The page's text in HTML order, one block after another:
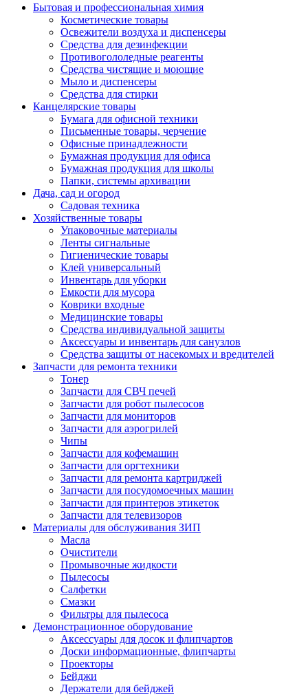
Бытовая и профессиональная химия
Косметические товары
Освежители воздуха и диспенсеры
Средства для дезинфекции
Противогололедные реагенты
Средства чистящие и моющие
Мыло и диспенсеры
Средства для стирки
Канцелярские товары
Бумага для офисной техники
Письменные товары, черчение
Офисные принадлежности
Бумажная продукция для офиса
Бумажная продукция для школы
Папки, системы архивации
Дача, сад и огород
Садовая техника
Хозяйственные товары
Упаковочные материалы
Ленты сигнальные
Гигиенические товары
Клей универсальный
Инвентарь для уборки
Емкости для мусора
Коврики входные
Медицинские товары
Средства индивидуальной защиты
Аксессуары и инвентарь для санузлов
Средства защиты от насекомых и вредителей
Запчасти для ремонта техники
Тонер
Запчасти для СВЧ печей
Запчасти для робот пылесосов
Запчасти для мониторов
Запчасти для аэрогрилей
Чипы
Запчасти для кофемашин
Запчасти для оргтехники
Запчасти для ремонта картриджей
Запчасти для посудомоечных машин
Запчасти для принтеров этикеток
Запчасти для телевизоров
Материалы для обслуживания ЗИП
Масла
Очистители
Промывочные жидкости
Пылесосы
Салфетки
Смазки
Фильтры для пылесоса
Демонстрационное оборудование
Аксессуары для досок и флипчартов
Доски информационные, флипчарты
Проекторы
Бейджи
Держатели для бейджей